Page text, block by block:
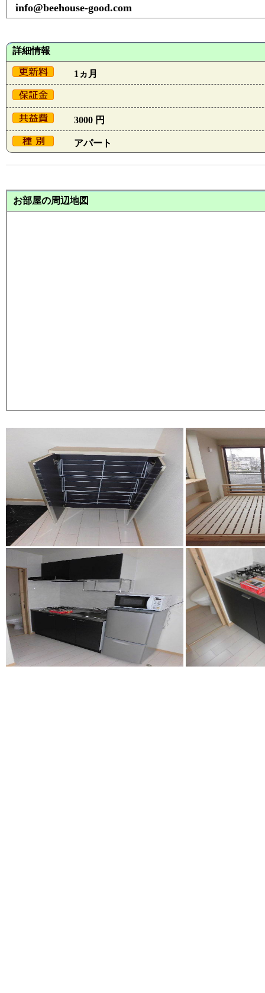
info@beehouse-good.com
詳細情報
1ヵ月
3000 円
アパート
お部屋の周辺地図